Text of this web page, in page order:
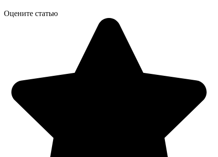
Оцените статью